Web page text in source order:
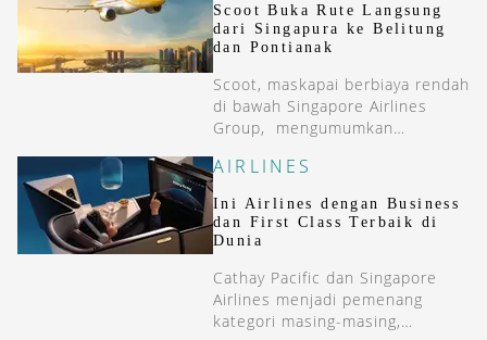
Scoot Buka Rute Langsung
dari Singapura ke Belitung
dan Pontianak
Scoot, maskapai berbiaya rendah
di bawah Singapore Airlines
Group, mengumumkan
Singapura menuju Belitung dan
Pontianak mulai pertengahan
2026.
AIRLINES
Ini Airlines dengan Business
dan First Class Terbaik di
Dunia
Cathay Pacific dan Singapore
Airlines menjadi pemenang
kategori masing-masing,